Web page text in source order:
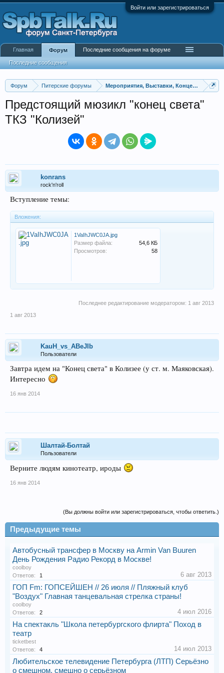
Войти или зарегистрироваться
Форум Питерские форумы Мероприятия, Выставки, Концерты
Предстоящий мюзикл "конец света"
ТКЗ "Колизей"
konrans
rock'n'roll
Вступление темы:
Вложения:
1VaIhJWC0JA.jpg
Размер файла:
54,6 КБ
Просмотров:
58
Последнее редактирование модератором: 1 авг 2013
1 авг 2013
KauH_vs_ABeJIb
Пользователи
Завтра идем на "Конец света" в Колизее (у ст. м. Маяковская).
Интересно
16 янв 2014
Шалтай-Болтай
Пользователи
Верните людям кинотеатр, ироды
16 янв 2014
(Вы должны войти или зарегистрироваться, чтобы ответить.)
Предыдущие темы
Автобусный трансфер в Москву на Armin Van Buuren
День Рождения Радио Рекорд в Москве!
coolboy
Ответов:
1 6 авг 2013
ГОП Fm: ГОПСЕЙШЕН // 26 июля // Пляжный клуб
"Воздух" Главная танцевальная стрелка страны!
coolboy
Ответов:
2 4 июл 2016
На спектакль "Школа петербургского флирта" Поход в
театр
ticketbest
Ответов:
4 14 июл 2013
Любительское телевидение Петербурга (ЛТП) Серьёзно
о смешном, смешно о серьёзном
Главная Форум
Последние сообщения
Последние сообщения на форуме